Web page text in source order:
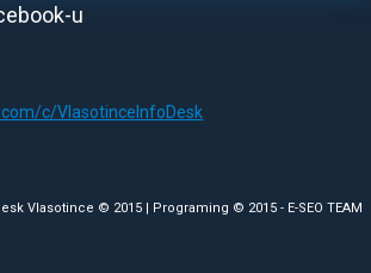
u
c/VlasotinceInfoDesk
Vlasotince © 2015 | Programing © 2015 - E-SEO TEAM